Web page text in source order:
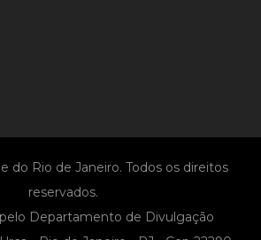
do Rio de Janeiro. Todos os direitos
reservados.
Departamento de Divulgação